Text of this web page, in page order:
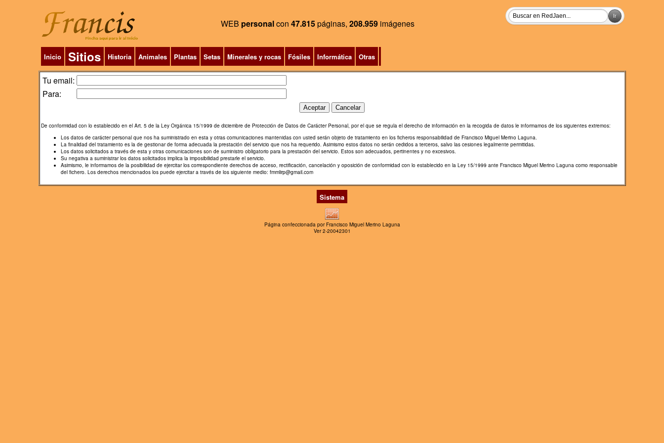
WEB personalcon 47.815páginas, 208.959 imágenes
Inicio Sitios Historia Animales Plantas Setas Minerales y rocas Fósiles Informática Otras
Tu email:
Para:
De conformidad con lo establecido en el Art. 5 de la Ley Orgánica 15/1999 de diciembre de Protección de Datos de Carácter Personal, por el que se regula el derecho de información en la recogida de datos le informamos de los siguientes extremos:
Los datos de carácter personal que nos ha suministrado en esta y otras comunicaciones mantenidas con usted serán objeto de tratamiento en los ficheros responsabilidad de Francisco Miguel Merino Laguna.
La finalidad del tratamiento es la de gestionar de forma adecuada la prestación del servicio que nos ha requerido. Asimismo estos datos no serán cedidos a terceros, salvo las cesiones legalmente permitidas.
Los datos solicitados a través de esta y otras comunicaciones son de suministro obligatorio para la prestación del servicio. Estos son adecuados, pertinentes y no excesivos.
Su negativa a suministrar los datos solicitados implica la imposibilidad prestarle el servicio.
Asimismo, le informamos de la posibilidad de ejercitar los correspondiente derechos de acceso, rectificación, cancelación y oposición de conformidad con lo establecido en la Ley 15/1999 ante Francisco Miguel Merino Laguna como responsable
del fichero. Los derechos mencionados los puede ejercitar a través de los siguiente medio: fmmlirp@gmail.com
Sistema
Página confeccionada por Francisco Miguel Merino Laguna
Ver 2-20042301